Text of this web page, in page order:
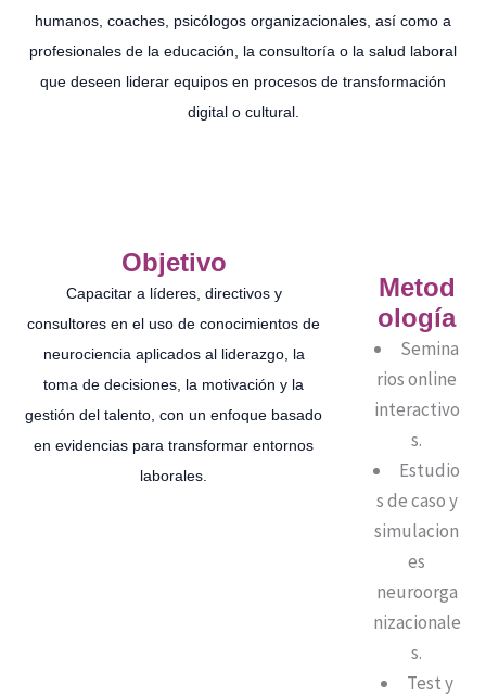
humanos, coaches, psicólogos organizacionales, así como a
profesionales de la educación, la consultoría o la salud laboral
que deseen liderar equipos en procesos de transformación
digital o cultural.
Objetivo
Capacitar a líderes, directivos y
consultores en el uso de conocimientos de
neurociencia aplicados al liderazgo, la
toma de decisiones, la motivación y la
gestión del talento, con un enfoque basado
en evidencias para transformar entornos
laborales.
Metod
ología
Semina
rios online
interactivo
s.
Estudio
s de caso y
simulacion
es
neuroorga
nizacionale
s.
Test y